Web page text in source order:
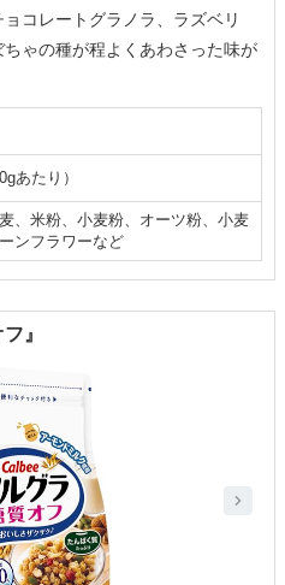
コレートグラノラ、ラズベリ
ゃの種が程よくあわさった味が
あたり）
、米粉、小麦粉、オーツ粉、小麦
ンフラワーなど
』